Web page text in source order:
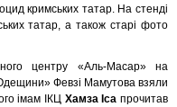
кримських татар. На стенді
татар, а також старі фото
центру «Аль-Масар» на
Февзі Мамутова взяли
імам ІКЦ Хамза Ісапрочитав